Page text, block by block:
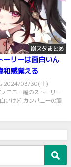
崩スタまとめ
ーリーは面白いん
和感覚える
2024/03/30(土)
コニー編のストーリー
いけど カンパニーの調